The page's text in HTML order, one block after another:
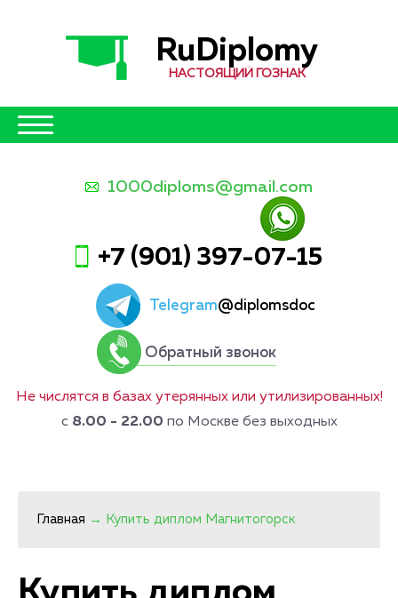
RuDiplomy
НАСТОЯЩИЙ ГОЗНАК
1000diploms@gmail.com
+7 (901) 397-07-15
Telegram@diplomsdoc
Обратный звонок
Не числятся в базах утерянных или утилизированных!
с 8.00 - 22.00 по Москве без выходных
Главная → Купить диплом Магнитогорск